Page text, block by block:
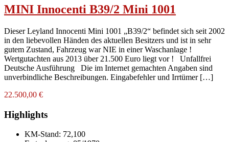
MINI Innocenti B39/2 Mini 1001
Dieser Leyland Innocenti Mini 1001 „B39/2“ befindet sich seit 2002
in den liebevollen Händen des aktuellen Besitzers und ist in sehr
gutem Zustand, Fahrzeug war NIE in einer Waschanlage !
Wertgutachten aus 2013 über 21.500 Euro liegt vor ! Unfallfrei
Deutsche Ausführung Die im Internet gemachten Angaben sind
unverbindliche Beschreibungen. Eingabefehler und Irrtümer […]
22.500,00 €
Highlights
KM-Stand: 72,100